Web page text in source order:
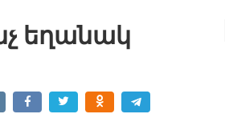
եղանակ